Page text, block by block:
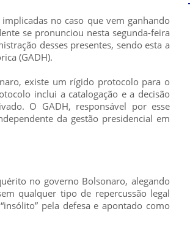
no caso que vem ganhando
se pronunciou nesta segunda-feira
desses presentes, sendo esta a
(GADH).
existe um rígido protocolo para o
inclui a catalogação e a decisão
O GADH, responsável por esse
da gestão presidencial em
no governo Bolsonaro, alegando
qualquer tipo de repercussão legal
pela defesa e apontado como